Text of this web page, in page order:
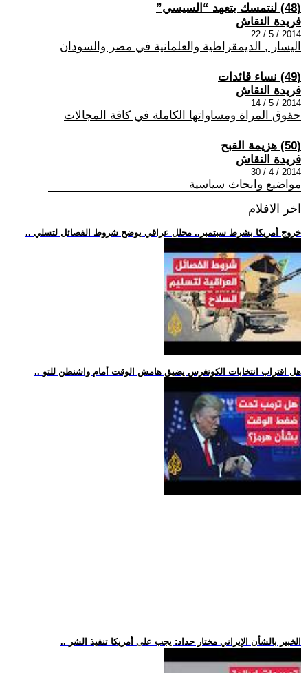
(48) لنتمسك بتعهد “السيسي”
فريدة النقاش
2014 / 5 / 22
اليسار , الديمقراطية والعلمانية في مصر والسودان
(49) نساء قائدات
فريدة النقاش
2014 / 5 / 14
حقوق المراة ومساواتها الكاملة في كافة المجالات
(50) هزيمة القبح
فريدة النقاش
2014 / 4 / 30
مواضيع وابحاث سياسية
اخر الافلام
.. خروج أمريكا بشرط سبتمبر.. محلل عراقي يوضح شروط الفصائل لتسلي
.. هل اقتراب انتخابات الكونغرس يضيق هامش الوقت أمام واشنطن للتو
.. الخبير بالشأن الإيراني مختار حداد: يجب على أمريكا تنفيذ الشر